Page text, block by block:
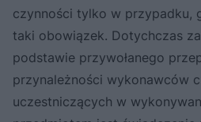
czynności tylko w przypadku,
taki obowiązek. Dotychczas
podstawie przywołanego
przynależności wykonawców
uczestniczących w